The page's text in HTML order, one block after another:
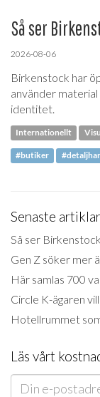
Så ser
2026-08-06
Birkenstock har
använder
identitet.
Internationellt
#butiker
Senaste
Så ser
Gen Z söker mer
Här samlas 700
Circle K-ägaren
Hotellrummet
Läs vårt